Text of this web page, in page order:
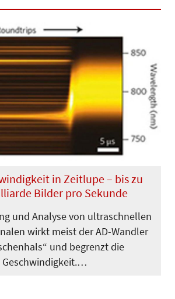
in Zeitlupe – bis zu
Bilder pro Sekunde
und Analyse von ultraschnellen
wirkt meist der AD-Wandler
und begrenzt die
Geschwindigkeit.…